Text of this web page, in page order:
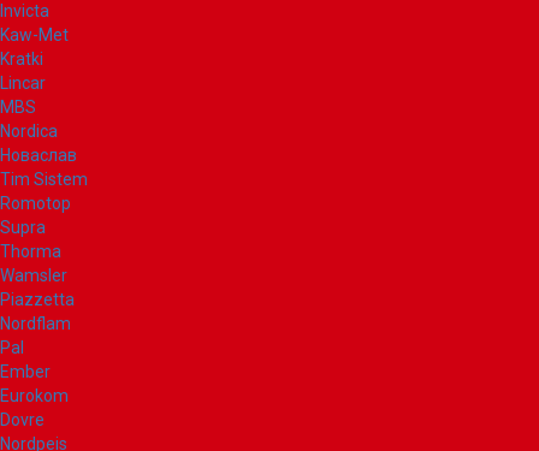
Invicta
Kaw-Met
Kratki
Lincar
MBS
Nordica
Новаслав
Tim Sistem
Romotop
Supra
Thorma
Wamsler
Piazzetta
Nordflam
Pal
Ember
Eurokom
Dovre
Nordpeis